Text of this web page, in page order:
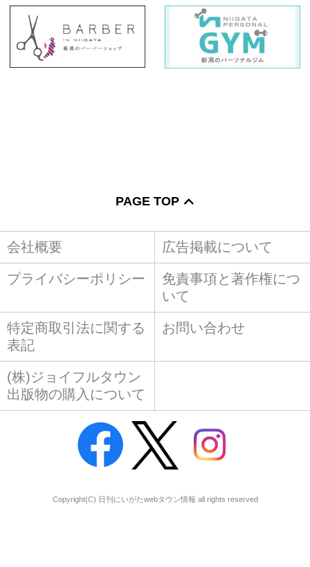
PAGE TOP
会社概要 広告掲載について
プライバシーポリシー
免責事項と著作権につ
いて
特定商取引法に関する
表記
お問い合わせ
(株)ジョイフルタウン
出版物の購入について
Copyright(C) 日刊にいがたwebタウン情報 all rights reserved